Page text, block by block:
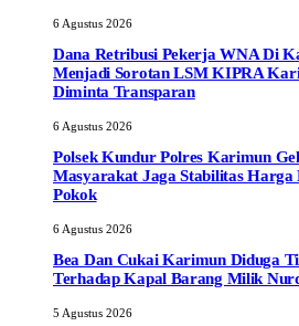
6 Agustus 2026
Dana Retribusi Pekerja WNA Di
Menjadi Sorotan LSM KIPRA
Diminta Transparan
6 Agustus 2026
Polsek Kundur Polres Karimun
Masyarakat Jaga Stabilitas Harga
Pokok
6 Agustus 2026
Bea Dan Cukai Karimun Diduga
Terhadap Kapal Barang Milik
5 Agustus 2026